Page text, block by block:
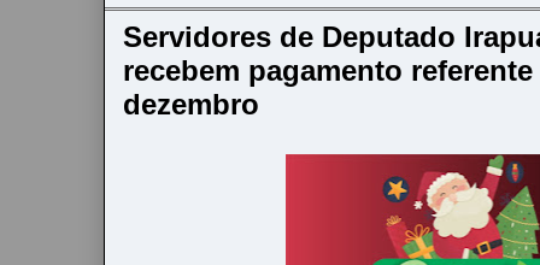
Servidores de Deputado
recebem pagamento
dezembro